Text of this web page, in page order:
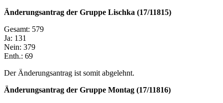
Änderungsantrag der Gruppe Lischka (17/11815)
Gesamt: 579
Ja: 131
Nein: 379
Enth.: 69
Der Änderungsantrag ist somit abgelehnt.
Änderungsantrag der Gruppe Montag (17/11816)